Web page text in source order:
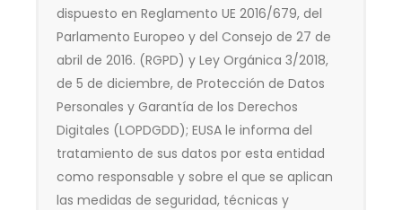
dispuesto en Reglamento UE 2016/679, del
Parlamento Europeo y del Consejo de 27 de
abril de 2016. (RGPD) y Ley Orgánica 3/2018,
de 5 de diciembre, de Protección de Datos
Personales y Garantía de los Derechos
Digitales (LOPDGDD); EUSA le informa del
tratamiento de sus datos por esta entidad
como responsable y sobre el que se aplican
las medidas de seguridad, técnicas y